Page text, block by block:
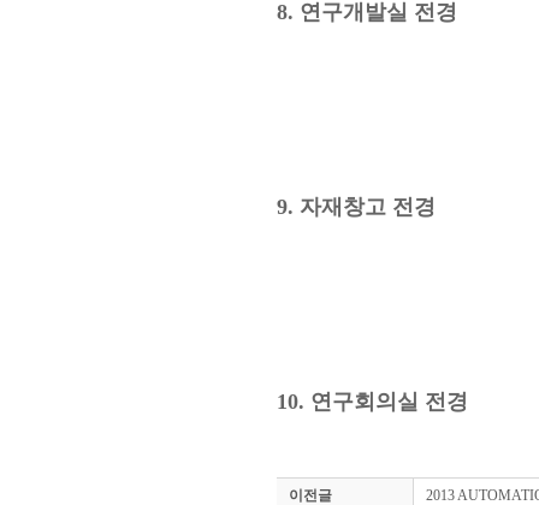
8. 연구개발실 전경
9. 자재창고 전경
10. 연구회의실 전경
이전글 2013